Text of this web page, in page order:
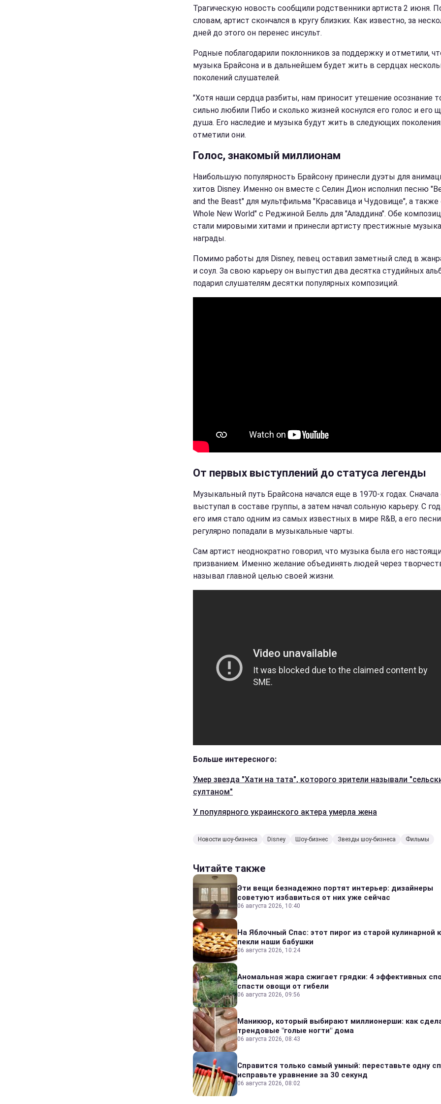
Трагическую новость сообщили родственники артиста 2 июня.
словам, артист скончался в кругу близких. Как известно, за
дней до этого он перенес инсульт.
Родные поблагодарили поклонников за поддержку и отметили,
музыка Брайсона и в дальнейшем будет жить в сердцах
поколений слушателей.
"Хотя наши сердца разбиты, нам приносит утешение осознание
сильно любили Пибо и сколько жизней коснулся его голос и его
душа. Его наследие и музыка будут жить в следующих
отметили они.
Голос, знакомый миллионам
Наибольшую популярность Брайсону принесли дуэты для
хитов Disney. Именно он вместе с Селин Дион исполнил песню
and the Beast" для мультфильма "Красавица и Чудовище", а также
Whole New World" с Реджиной Белль для "Аладдина". Обе
стали мировыми хитами и принесли артисту престижные
награды.
Помимо работы для Disney, певец оставил заметный след в
и соул. За свою карьеру он выпустил два десятка студийных
подарил слушателям десятки популярных композиций.
От первых выступлений до статуса легенды
Музыкальный путь Брайсона начался еще в 1970-х годах. Сначала
выступал в составе группы, а затем начал сольную карьеру. С
его имя стало одним из самых известных в мире R&B, а его песни
регулярно попадали в музыкальные чарты.
Сам артист неоднократно говорил, что музыка была его
призванием. Именно желание объединять людей через
называл главной целью своей жизни.
Больше интересного:
Умер звезда "Хати на тата", которого зрители называли
султаном"
У популярного украинского актера умерла жена
Новости шоу-бизнеса Disney Шоу-бизнес Звезды шоу-бизнеса Фильмы
Читайте также
Эти вещи безнадежно портят интерьер: дизайнеры
советуют избавиться от них уже сейчас
06 августа 2026, 10:40
На Яблочный Спас: этот пирог из старой кулинарной
пекли наши бабушки
06 августа 2026, 10:24
Аномальная жара сжигает грядки: 4 эффективных
спасти овощи от гибели
06 августа 2026, 09:56
Маникюр, который выбирают миллионерши: как
трендовые "голые ногти" дома
06 августа 2026, 08:43
Справится только самый умный: переставьте одну
исправьте уравнение за 30 секунд
06 августа 2026, 08:02